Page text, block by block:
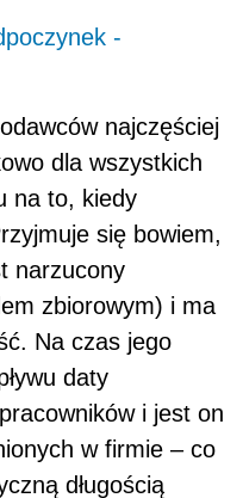
-
najczęściej
dla wszystkich
na to, kiedy
się bowiem,
narzucony
zbiorowym) i ma
Na czas jego
daty
i jest on
w firmie – co
długością